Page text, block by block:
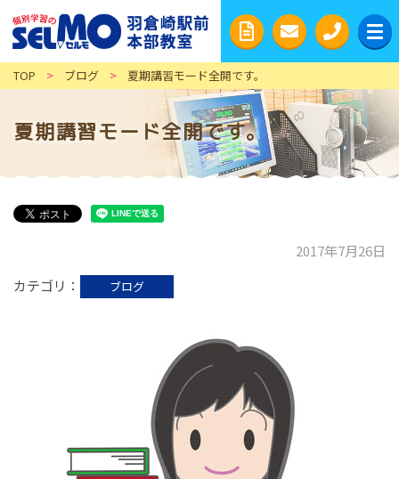
TOP > ブログ > 夏期講習モード全開です。
夏期講習モード全開です。
2017年7月26日
カテゴリ
ブログ